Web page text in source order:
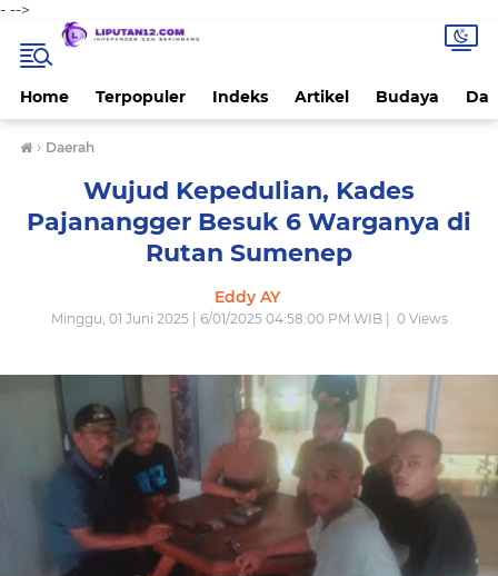
- -->
Home Terpopuler Indeks Artikel Budaya
› Daerah
Wujud Kepedulian, Kades
Pajanangger Besuk 6 Warganya di
Rutan Sumenep
Eddy AY
Minggu, 01 Juni 2025 | 6/01/2025 04:58:00 PM WIB | 0Views